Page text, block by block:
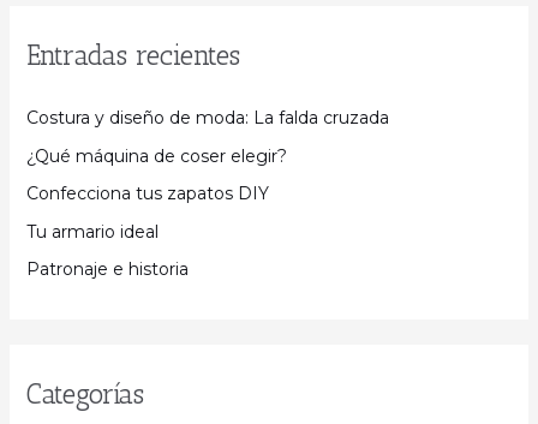
Entradas recientes
Costura y diseño de moda: La falda cruzada
¿Qué máquina de coser elegir?
Confecciona tus zapatos DIY
Tu armario ideal
Patronaje e historia
Categorías